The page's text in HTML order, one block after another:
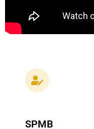
SPMB